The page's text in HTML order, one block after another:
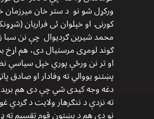
ورکړل شو نو د ستر خان میرزمان
کورنۍ او خپلوان ئی فراریان
محمد شیرین ګردیوال چې نن سبا
ګوند لومړی مرستیال دی، هم اړخ
او تر نن ورځې پوري خپل سیاسي
پښتنو یووالي ته وفادار او صادق
دغه وجه کیدی شي چې دی هم
ته نزدې د ننګرهار ولایت د
نو دی هم د پښتون قوم تقسیم ته